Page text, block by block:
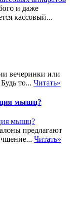
и даже
кассовый...
вечеринки или
то... Читать»
мышц?
предлагают
Читать»